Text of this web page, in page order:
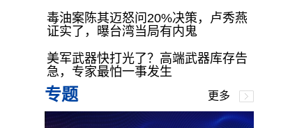
毒油案陈其迈怒问20%决策，卢秀燕
证实了，曝台湾当局有内鬼
美军武器快打光了？高端武器库存告
急，专家最怕一事发生
专题 更多